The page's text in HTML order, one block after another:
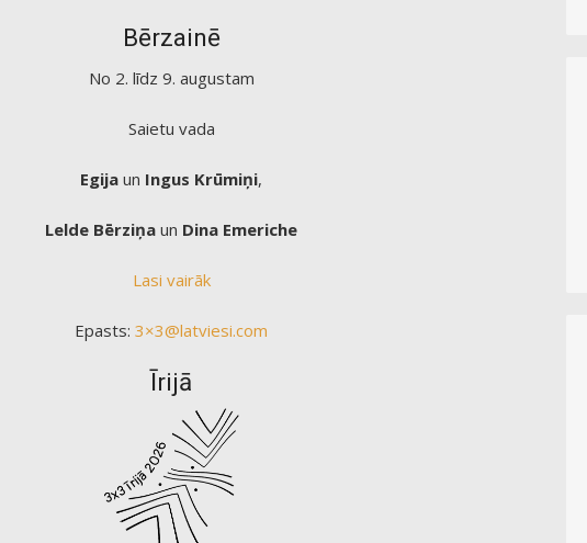
Bērzainē
No 2. līdz 9. augustam
Saietu vada
Egija un Ingus Krūmiņi,
Lelde Bērziņa un Dina Emeriche
Lasi vairāk
Epasts: 3×3@latviesi.com
Īrijā